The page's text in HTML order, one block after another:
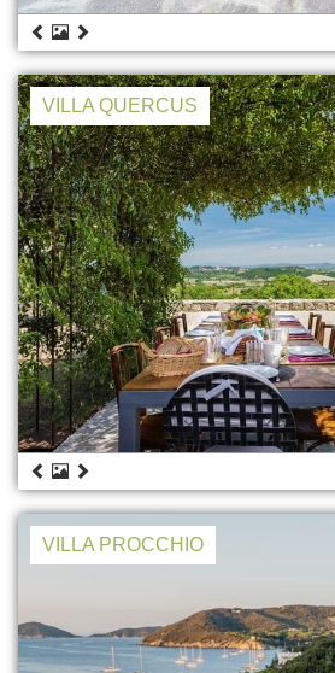
VILLA QUERCUS
VILLA PROCCHIO